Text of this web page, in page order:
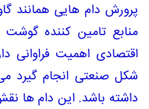
پرورش دام هایی همانند
منابع تامین کننده
اقتصادی اهمیت فراوانی
شکل صنعتی انجام گیرد
داشته باشد. این دام ها